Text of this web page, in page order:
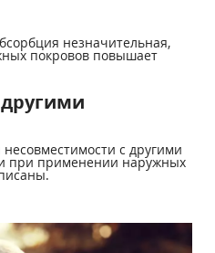
незначительная,
покровов повышает
с другими
при применении наружных